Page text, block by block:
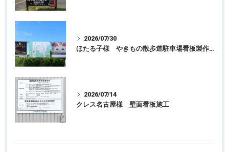
2026/07/30
ほたる子様 やきもの散歩道駐車場看板製作施工
2026/07/14
クレス名古屋様 壁面看板施工